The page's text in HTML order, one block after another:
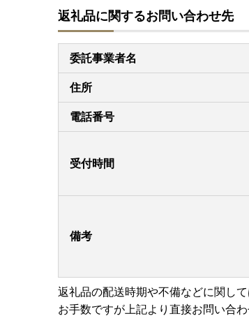
※お盆期間中は発送を控えさせていただ
※お届け時期が8/6頃までの返礼品につ
返礼品到着後は速やかに返礼品の状態
万全を期して返礼品をお届けしていま
返礼品到着から2日以内に、写真(画像)
日数がたったものに関しましては対応い
ご了承の上、お申込みくださいますよう
返礼品に関するお問い合わせ先
委託事業者名
住所
電話番号
受付時間
備考
返礼品の配送時期や不備などに関し
お手数ですが上記より直接お問い合